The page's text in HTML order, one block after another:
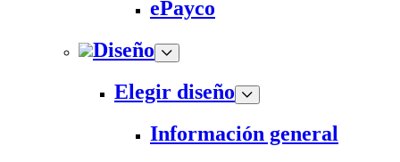
ePayco
Diseño
Elegir diseño
Información general